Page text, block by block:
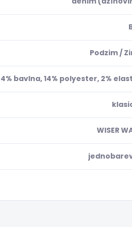
Podzim /
bavlna, 14% polyester, 2%
WISER